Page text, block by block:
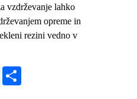
vzdrževanje lahko
opreme in
rezini vedno v
LinkedIn